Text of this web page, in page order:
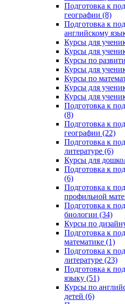
Подготовка к
географии (8)
Подготовка к
английскому
Курсы для
Курсы для
Курсы по
Курсы для
Курсы по
Курсы для
Курсы для
Подготовка к
(8)
Подготовка к
географии (22)
Подготовка к
литературе (6)
Курсы для
Подготовка к
(6)
Подготовка к
профильной
Подготовка к
биологии (34)
Курсы по
Подготовка к
математике (1)
Подготовка к
литературе (23)
Подготовка к
языку (51)
Курсы по
детей (6)